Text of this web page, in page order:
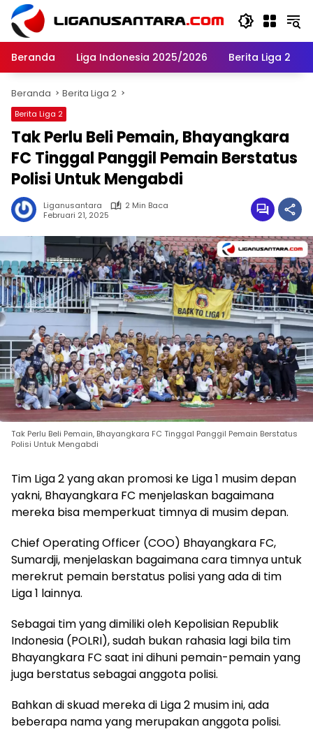
Langsung
konten
Beranda
Liga Indonesia 2025/2026 Berita Liga 2
Beranda Berita Liga 2
Berita Liga 2
Tak Perlu Beli Pemain, Bhayangkara
FC Tinggal Panggil Pemain Berstatus
Polisi Untuk Mengabdi
Liganusantara
2 Min Baca
Februari 21, 2025
Tak Perlu Beli Pemain, Bhayangkara FC Tinggal Panggil Pemain Berstatus
Polisi Untuk Mengabdi
Tim Liga 2 yang akan promosi ke Liga 1 musim depan
yakni, Bhayangkara FC menjelaskan bagaimana
mereka bisa memperkuat timnya di musim depan.
Chief Operating Officer (COO) Bhayangkara FC,
Sumardji, menjelaskan bagaimana cara timnya untuk
merekrut pemain berstatus polisi yang ada di tim
Liga 1 lainnya.
Sebagai tim yang dimiliki oleh Kepolisian Republik
Indonesia (POLRI), sudah bukan rahasia lagi bila tim
Bhayangkara FC saat ini dihuni pemain-pemain yang
juga berstatus sebagai anggota polisi.
Bahkan di skuad mereka di Liga 2 musim ini, ada
beberapa nama yang merupakan anggota polisi.